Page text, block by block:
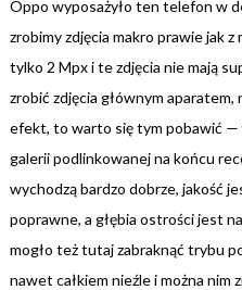
Oppo wyposażyło ten telefon w
zrobimy zdjęcia makro prawie jak
tylko 2 Mpx i te zdjęcia nie mają
zrobić zdjęcia głównym
efekt, to warto się tym pobawić —
galerii podlinkowanej na końcu
wychodzą bardzo dobrze, jakość
poprawne, a głębia ostrości jest
mogło też tutaj zabraknąć trybu
nawet całkiem nieźle i można nim